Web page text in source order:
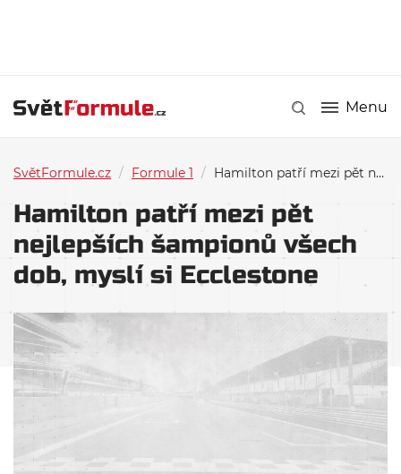
Menu
SvětFormule.cz / Formule 1 / Hamilton patří mezi pět nejlepších šampionů všech dob, myslí si Ecclestone
Hamilton patří mezi pět
nejlepších šampionů všech
dob, myslí si Ecclestone